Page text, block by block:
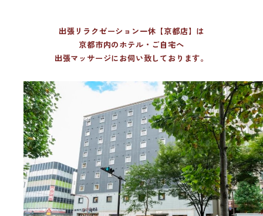
出張リラクゼーション一休【京都店】は
京都市内のホテル・ご自宅へ
出張マッサージにお伺い致しております。